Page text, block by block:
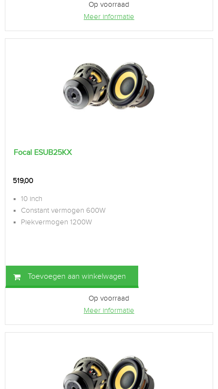
Op voorraad
Meer informatie
Focal ESUB25KX
519,00
10 inch
Constant vermogen 600W
Piekvermogen 1200W
Toevoegen aan winkelwagen
Op voorraad
Meer informatie